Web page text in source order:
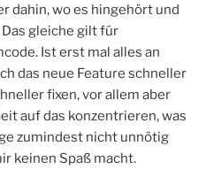
dahin, wo es hingehört und
gleiche gilt für
Ist erst mal alles an
das neue Feature schneller
fixen, vor allem aber
auf das konzentrieren, was
zumindest nicht unnötig
keinen Spaß macht.